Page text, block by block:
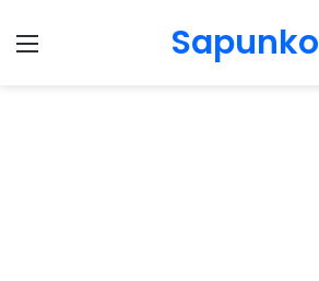
Menu Sapunko